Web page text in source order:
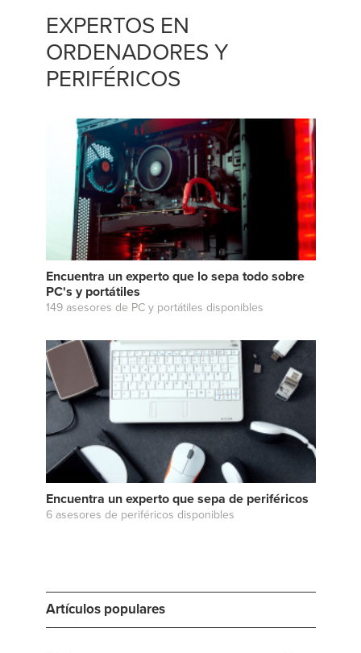
EXPERTOS EN
ORDENADORES Y
PERIFÉRICOS
Encuentra un experto que lo sepa todo sobre
PC's y portátiles
149 asesores de PC y portátiles disponibles
Encuentra un experto que sepa de periféricos
6 asesores de periféricos disponibles
Artículos populares